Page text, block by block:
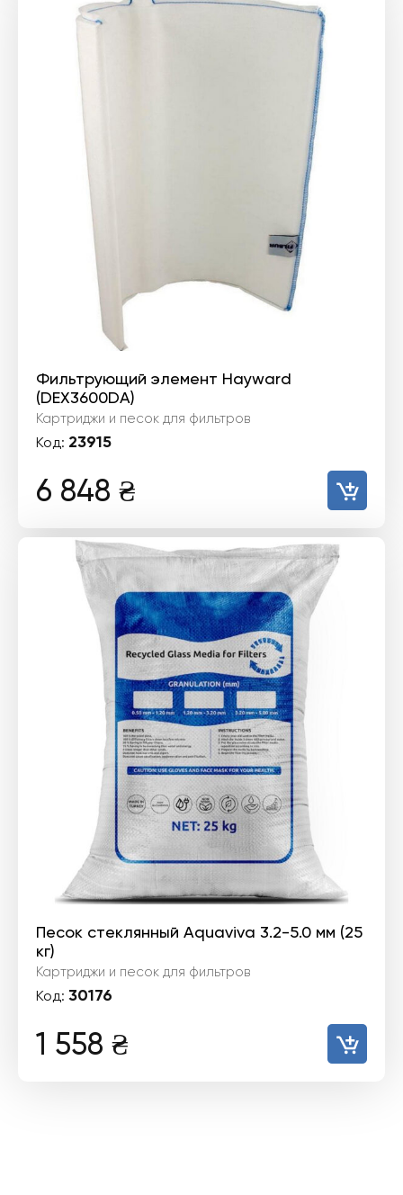
Фильтрующий элемент Hayward
(DEX3600DA)
Картриджи и песок для фильтров
Код: 23915
6 848 ₴
Песок стеклянный Aquaviva 3.2-5.0 мм (25
кг)
Картриджи и песок для фильтров
Код: 30176
1 558 ₴